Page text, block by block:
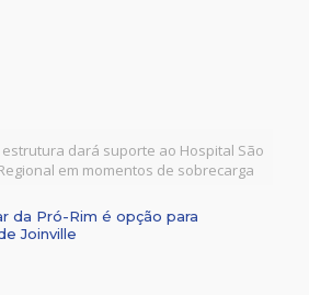
estrutura dará suporte ao Hospital São
em momentos de sobrecarga
da Pró-Rim é opção para
Joinville